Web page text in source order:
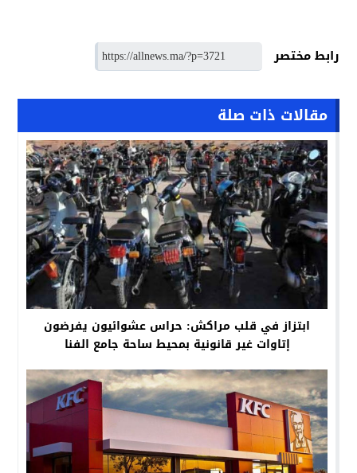
رابط مختصر
مقالات ذات صلة
ابتزاز في قلب مراكش: حراس عشوائيون يفرضون
إتاوات غير قانونية بمحيط ساحة جامع الفنا